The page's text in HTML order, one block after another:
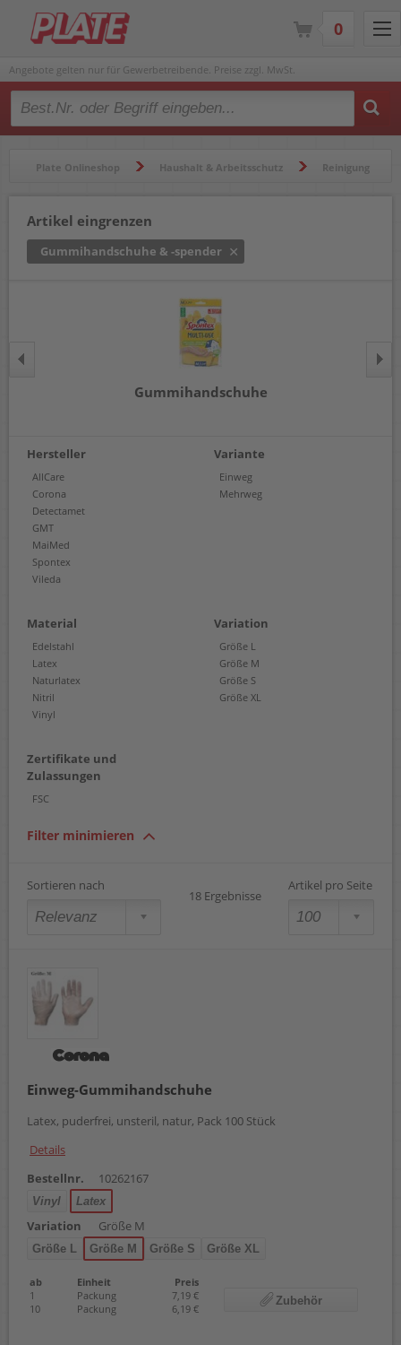
Angebote gelten nur für Gewerbetreibende. Preise zzgl. MwSt.
Type 2 or more characters for results.
Plate Onlineshop Haushalt & Arbeitsschutz Reinigung
Artikel eingrenzen
Gummihandschuhe & -spender
Gummihandschuhe
Hersteller
AllCare
Corona
Detectamet
GMT
MaiMed
Spontex
Vileda
Variante
Einweg
Mehrweg
Material
Edelstahl
Latex
Naturlatex
Nitril
Vinyl
Variation
Größe L
Größe M
Größe S
Größe XL
Zertifikate und
Zulassungen
FSC
Filter minimieren
Sortieren nach
18 Ergebnisse
Artikel pro Seite
Einweg-Gummihandschuhe
Latex, puderfrei, unsteril, natur, Pack 100 Stück
Details
Bestellnr.
10262167
Vinyl Latex
Variation Größe M
Größe L Größe M Größe S Größe XL
ab Einheit
Preis
1
Packung
7,19 €
10
Packung 6,19 €
Zubehör
0